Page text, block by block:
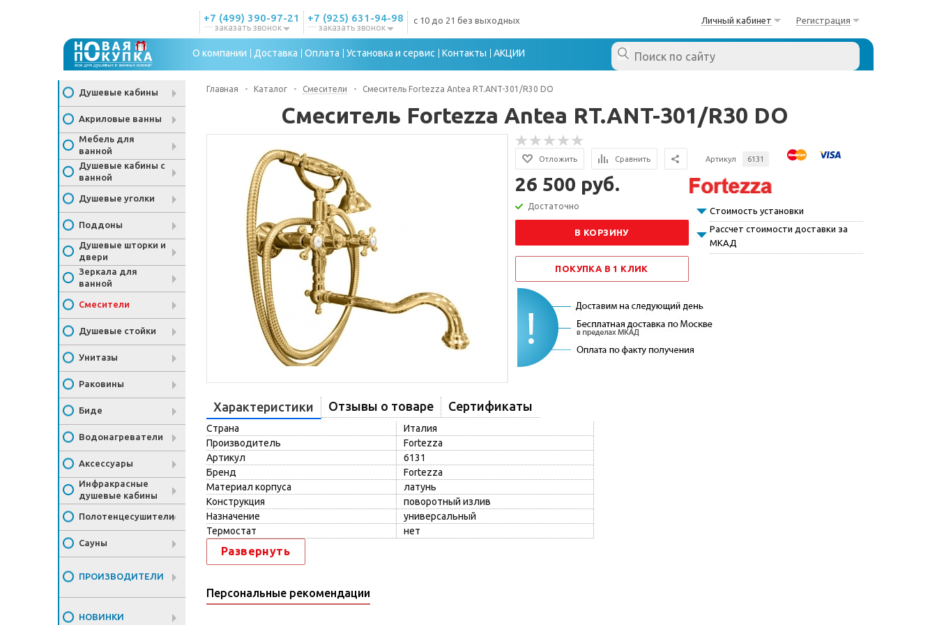
+7 (499) 390-97-21
заказать звонок
+7 (925) 631-94-98
заказать звонок
с 10 до 21 без выходных Личный кабинет Регистрация
О компании Доставка Оплата Установка и сервис Контакты АКЦИИ
Душевые кабины
Акриловые ванны
Мебель для
ванной
Душевые кабины с
ванной
Душевые уголки
Поддоны
Душевые шторки и
двери
Зеркала для
ванной
Смесители
Душевые стойки
Унитазы
Раковины
Биде
Водонагреватели
Аксессуары
Инфракрасные
душевые кабины
Полотенцесушители
Сауны
ПРОИЗВОДИТЕЛИ
НОВИНКИ
Главная - Каталог - Смесители - Смеситель Fortezza Antea RT.ANT-301/R30 DO
Смеситель Fortezza Antea RT.ANT-301/R30 DO
Отложить Сравнить Артикул 6131
26 500 руб.
Достаточно
В КОРЗИНУ
ПОКУПКА В 1 КЛИК
Стоимость установки
Рассчет стоимости доставки за
МКАД
Характеристики Отзывы о товаре Сертификаты
Страна
Италия
Производитель
Fortezza
Артикул
6131
Бренд
Fortezza
Материал корпуса
латунь
Конструкция
поворотный излив
Назначение
универсальный
Термостат
нет
Развернуть
Персональные рекомендации